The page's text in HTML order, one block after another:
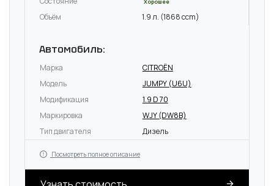
Объём 1.9 л. (1868 ccm)
Автомобиль:
Марка
CITROËN
Модель
JUMPY (U6U)
Модификация
1.9 D 70
Маркировка
WJY (DW8B)
Тип двигателя
Дизель
Посмотреть полное описание